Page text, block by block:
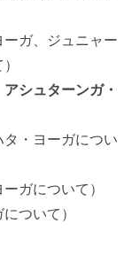
ガ、ジュニャー
シュターンガ・
・ヨーガについ
ガについて）
ついて）